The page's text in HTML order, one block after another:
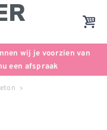
wij je voorzien van
een afspraak